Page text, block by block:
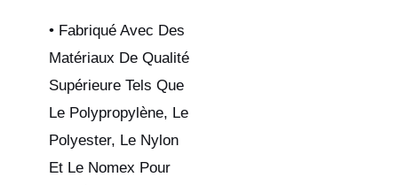
• Fabriqué Avec Des
Matériaux De Qualité
Supérieure Tels Que
Le Polypropylène, Le
Polyester, Le Nylon
Et Le Nomex Pour